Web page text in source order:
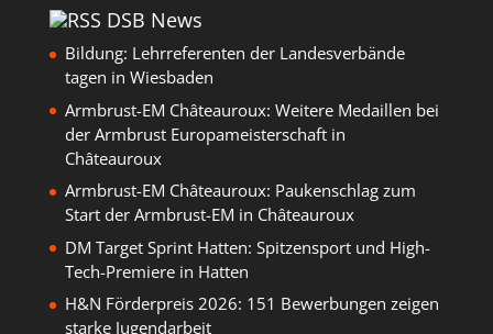
DSB News
Bildung: Lehrreferenten der Landesverbände
tagen in Wiesbaden
Armbrust-EM Châteauroux: Weitere Medaillen bei
der Armbrust Europameisterschaft in
Châteauroux
Armbrust-EM Châteauroux: Paukenschlag zum
Start der Armbrust-EM in Châteauroux
DM Target Sprint Hatten: Spitzensport und High-
Tech-Premiere in Hatten
H&N Förderpreis 2026: 151 Bewerbungen zeigen
starke Jugendarbeit